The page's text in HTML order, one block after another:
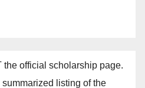
the official scholarship page.
listing of the